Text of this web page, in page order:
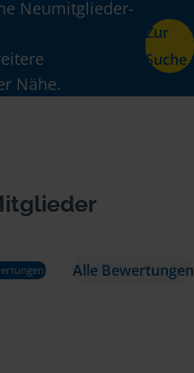
Neumitglieder-
Nähe.
Zur
Suche
Alle Bewertungen